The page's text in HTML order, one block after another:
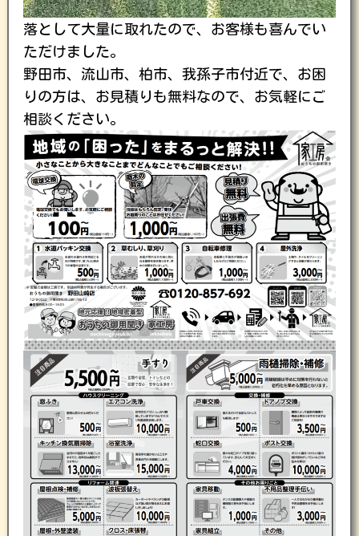
落として大量に取れたので、お客様も喜んでい
ただけました。
野田市、流山市、柏市、我孫子市付近で、お困
りの方は、お見積りも無料なので、お気軽にご
相談ください。